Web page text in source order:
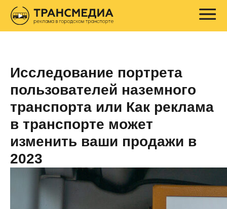
Исследование портрета
пользователей наземного
транспорта или Как реклама
в транспорте может
изменить ваши продажи в
2023